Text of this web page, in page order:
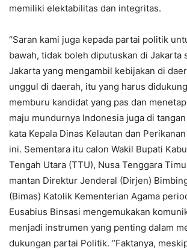
memiliki elektabilitas dan integritas.
“Saran kami juga kepada partai politik
bawah, tidak boleh diputuskan di Jakarta
Jakarta yang mengambil kebijakan di
unggul di daerah, itu yang harus
memburu kandidat yang pas dan
maju mundurnya Indonesia juga di
kata Kepala Dinas Kelautan dan
ini. Sementara itu calon Wakil Bupati
Tengah Utara (TTU), Nusa Tenggara
mantan Direktur Jenderal (Dirjen)
(Bimas) Katolik Kementerian Agama
Eusabius Binsasi mengemukakan
menjadi instrumen yang penting dalam
dukungan partai Politik. “Faktanya,